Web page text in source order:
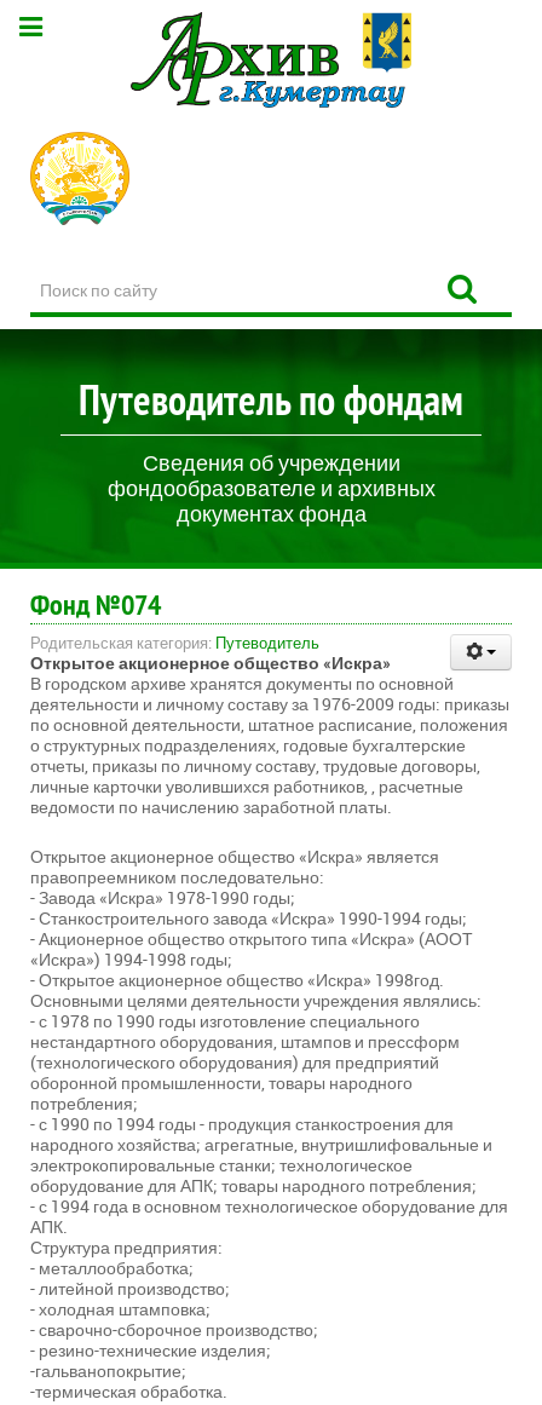
по
сайту
Путеводитель по фондам
Сведения об учреждении
фондообразователе и архивных
документах фонда
Фонд №074
Родительская категория: Путеводитель
Открытое акционерное общество «Искра»
В городском архиве хранятся документы по основной
деятельности и личному составу за 1976-2009 годы: приказы
по основной деятельности, штатное расписание, положения
о структурных подразделениях, годовые бухгалтерские
отчеты, приказы по личному составу, трудовые договоры,
личные карточки уволившихся работников, , расчетные
ведомости по начислению заработной платы.
Открытое акционерное общество «Искра» является
правопреемником последовательно:
- Завода «Искра» 1978-1990 годы;
- Станкостроительного завода «Искра» 1990-1994 годы;
- Акционерное общество открытого типа «Искра» (АООТ
«Искра») 1994-1998 годы;
- Открытое акционерное общество «Искра» 1998год.
Основными целями деятельности учреждения являлись:
- с 1978 по 1990 годы изготовление специального
нестандартного оборудования, штампов и прессформ
(технологического оборудования) для предприятий
оборонной промышленности, товары народного
потребления;
- с 1990 по 1994 годы - продукция станкостроения для
народного хозяйства; агрегатные, внутришлифовальные и
электрокопировальные станки; технологическое
оборудование для АПК; товары народного потребления;
- с 1994 года в основном технологическое оборудование для
АПК.
Структура предприятия:
- металлообработка;
- литейной производство;
- холодная штамповка;
- сварочно-сборочное производство;
- резино-технические изделия;
-гальванопокрытие;
-термическая обработка.